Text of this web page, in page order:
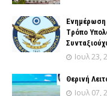
Ενημέρωση
Tρόπο
Ιουλ 23,
Θερινή
Ιουλ 07,